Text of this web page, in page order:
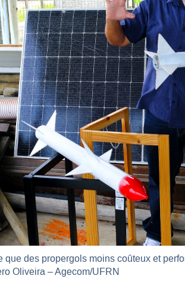
des propergols moins coûteux et
Oliveira – Agecom/UFRN